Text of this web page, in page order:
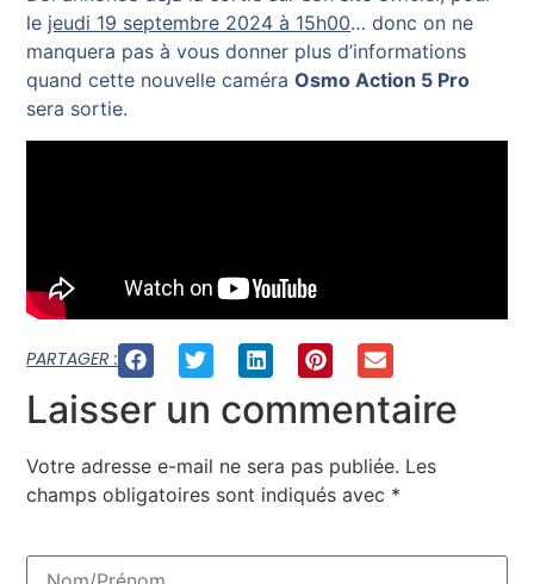
le jeudi 19 septembre 2024 à 15h00… donc on ne
manquera pas à vous donner plus d’informations
quand cette nouvelle caméraOsmo Action 5 Pro
sera sortie.
PARTAGER :
Laisser un commentaire
Votre adresse e-mail ne sera pas publiée. Les
champs obligatoires sont indiqués avec *